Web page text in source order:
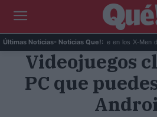
Últimas Noticias- Noticias Que!:
Kit Connor será Cíclope en los X-Men del
Videojuegos
PC que